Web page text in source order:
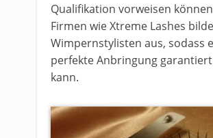
Qualifikation vorweisen
Firmen wie Xtreme Lashes
Wimpernstylisten aus, sodass
perfekte Anbringung
kann.